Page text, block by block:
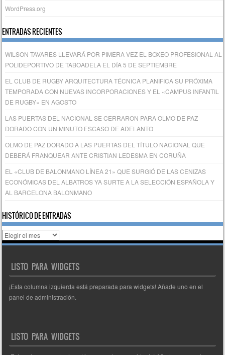
WordPress.org
ENTRADAS RECIENTES
WILSON TAVARES LLEVARÁ POR PIMERA VEZ EL BOXEO PROFESIONAL AL
POLIDEPORTIVO DE TABOADELA EL DÍA 5 DE SEPTIEMBRE
EL CLUB DE RUGBY ARQUITECTURA TÉCNICA PLANIFICA SU PRÓXIMA
TEMPORADA CON NUEVAS INCORPORACIONES Y EL «CAMPUS INFANTIL
DE RUGBY» EN AGOSTO
LAS PUERTAS DEL NACIONAL SE CERRARON PARA OLMO DE PAZ
DORADO CON UN MINUTO ESCASO DE ADELANTO
OLMO DE PAZ DORADO A LAS PUERTAS DEL TÍTULO NACIONAL QUE
DEBERÁ FRANQUEAR ANTE CRISTIAN LEDESMA EN CORUÑA
EL «CLUB DE BALONMANO LÍNEA 21» QUE SURGIÓ DE LAS CENIZAS
ECONÓMICAS DEL ALBATROS YA SURTE A LA SELECCIÓN ESPAÑOLA Y
AL BARCELONA BALONMANO
HISTÓRICO DE ENTRADAS
Histórico
de
LISTO PARA WIDGETS
¡Esta columna izquierda está preparada para widgets! Añade uno en el
panel de administración.
LISTO PARA WIDGETS